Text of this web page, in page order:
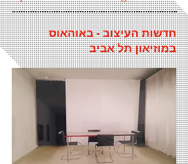
חדשות העיצוב - באוהאוס
במוזיאון תל אביב